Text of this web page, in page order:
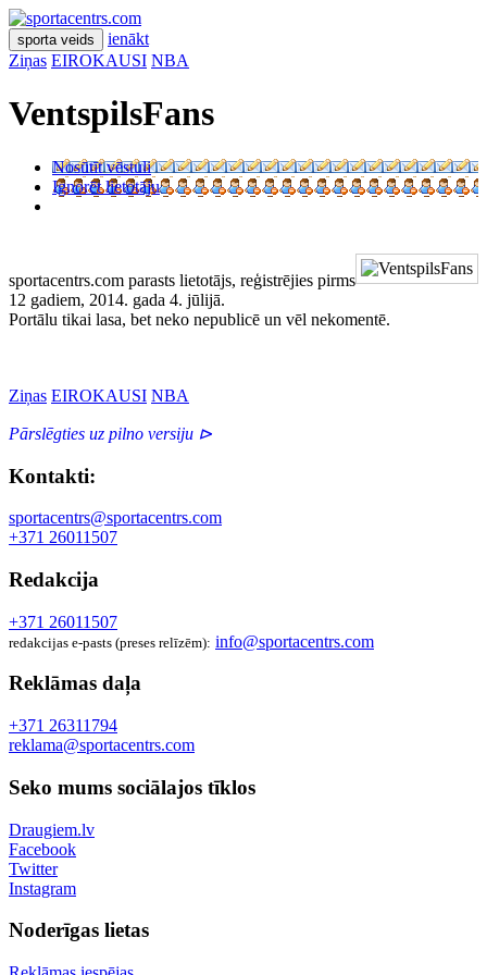
sporta veids
ienākt
Ziņas EIROKAUSI NBA
VentspilsFans
Nosūtīt vēstuli
Ignorēt lietotāju
sportacentrs.com parasts lietotājs, reģistrējies pirms
12 gadiem, 2014. gada 4. jūlijā.
Portālu tikai lasa, bet neko nepublicē un vēl nekomentē.
Ziņas EIROKAUSI NBA
Pārslēgties uz pilno versiju ⊳
Kontakti:
sportacentrs@sportacentrs.com
+371 26011507
Redakcija
+371 26011507
redakcijas e-pasts (preses relīzēm): info@sportacentrs.com
Reklāmas daļa
+371 26311794
reklama@sportacentrs.com
Seko mums sociālajos tīklos
Draugiem.lv
Facebook
Twitter
Instagram
Noderīgas lietas